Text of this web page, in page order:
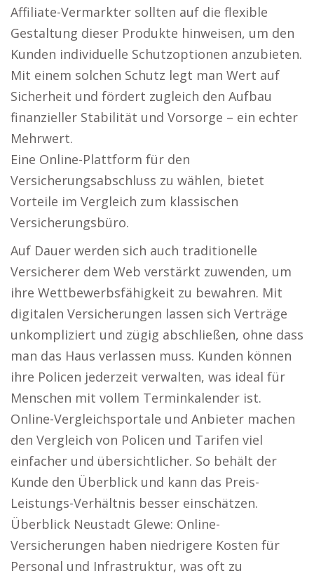
Affiliate-Vermarkter sollten auf die flexible
Gestaltung dieser Produkte hinweisen, um den
Kunden individuelle Schutzoptionen anzubieten.
Mit einem solchen Schutz legt man Wert auf
Sicherheit und fördert zugleich den Aufbau
finanzieller Stabilität und Vorsorge – ein echter
Mehrwert.
Eine Online-Plattform für den
Versicherungsabschluss zu wählen, bietet
Vorteile im Vergleich zum klassischen
Versicherungsbüro.
Auf Dauer werden sich auch traditionelle
Versicherer dem Web verstärkt zuwenden, um
ihre Wettbewerbsfähigkeit zu bewahren. Mit
digitalen Versicherungen lassen sich Verträge
unkompliziert und zügig abschließen, ohne dass
man das Haus verlassen muss. Kunden können
ihre Policen jederzeit verwalten, was ideal für
Menschen mit vollem Terminkalender ist.
Online-Vergleichsportale und Anbieter machen
den Vergleich von Policen und Tarifen viel
einfacher und übersichtlicher. So behält der
Kunde den Überblick und kann das Preis-
Leistungs-Verhältnis besser einschätzen.
Überblick Neustadt Glewe: Online-
Versicherungen haben niedrigere Kosten für
Personal und Infrastruktur, was oft zu